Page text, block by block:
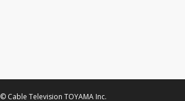
© Cable Television TOYAMA Inc.